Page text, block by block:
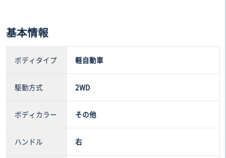
基本情報
ボディタイプ 軽自動車
駆動方式 2WD
ボディカラー その他
ハンドル 右